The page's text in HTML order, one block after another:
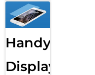
Handy
Displayfolie